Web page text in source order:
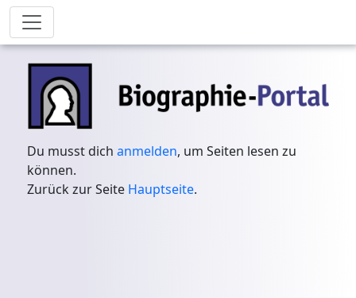
Du musst dichanmelden, um Seiten lesen zu
können.
Zurück zur Seite Hauptseite.